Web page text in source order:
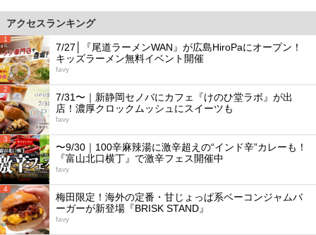
アクセスランキング
1
7/27│『尾道ラーメンWAN』が広島HiroPaにオープン！
キッズラーメン無料イベント開催
favy
2
7/31〜｜新静岡セノバにカフェ『けのひ堂ラボ』が出
店！濃厚クロックムッシュにスイーツも
favy
3
〜9/30｜100辛麻辣湯に激辛超えの“インド辛”カレーも！
『富山北口横丁』で激辛フェス開催中
favy
4
梅田限定！海外の定番・甘じょっぱ系ベーコンジャムバ
ーガーが新登場『BRISK STAND』
favy